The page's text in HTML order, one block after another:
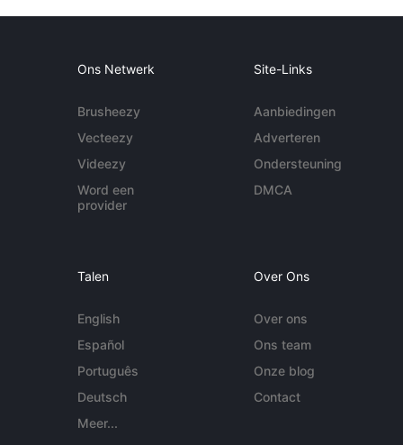
Ons Netwerk
Brusheezy
Vecteezy
Videezy
Word een
provider
Site-Links
Aanbiedingen
Adverteren
Ondersteuning
DMCA
Talen
English
Español
Português
Deutsch
Meer...
Over Ons
Over ons
Ons team
Onze blog
Contact